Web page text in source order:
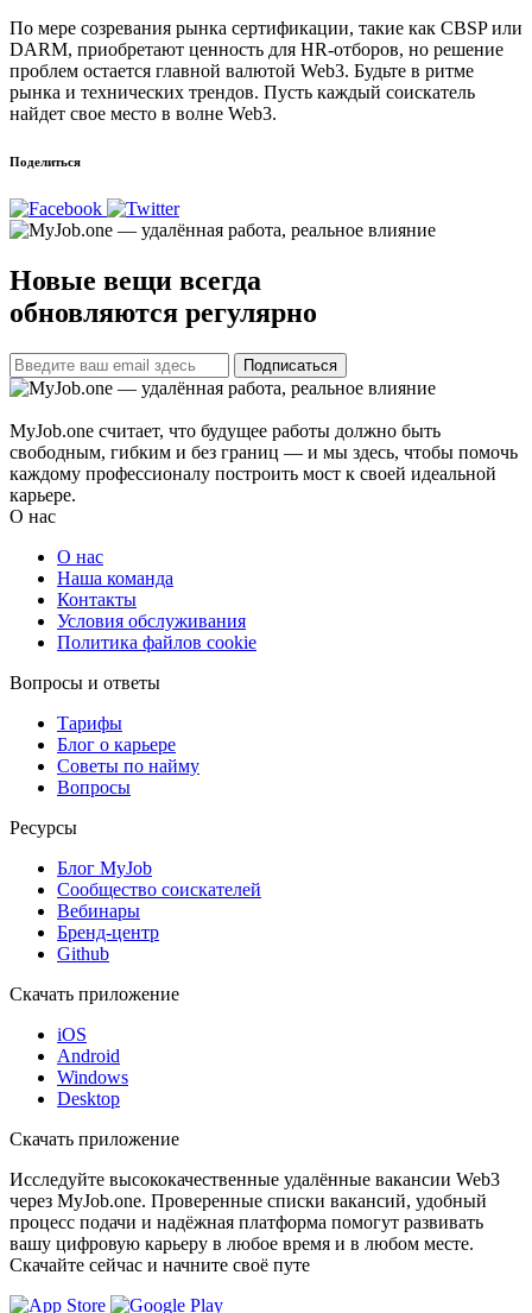
По мере созревания рынка сертификации, такие как CBSP или
DARM, приобретают ценность для HR-отборов, но решение
проблем остается главной валютой Web3. Будьте в ритме
рынка и технических трендов. Пусть каждый соискатель
найдет свое место в волне Web3.
Поделиться
Новые вещи всегда
обновляются регулярно
Подписаться
MyJob.one считает, что будущее работы должно быть
свободным, гибким и без границ — и мы здесь, чтобы помочь
каждому профессионалу построить мост к своей идеальной
карьере.
О нас
О нас
Наша команда
Контакты
Условия обслуживания
Политика файлов cookie
Вопросы и ответы
Тарифы
Блог о карьере
Советы по найму
Вопросы
Ресурсы
Блог MyJob
Сообщество соискателей
Вебинары
Бренд-центр
Github
Скачать приложение
iOS
Android
Windows
Desktop
Скачать приложение
Исследуйте высококачественные удалённые вакансии Web3
через MyJob.one. Проверенные списки вакансий, удобный
процесс подачи и надёжная платформа помогут развивать
вашу цифровую карьеру в любое время и в любом месте.
Скачайте сейчас и начните своё путе